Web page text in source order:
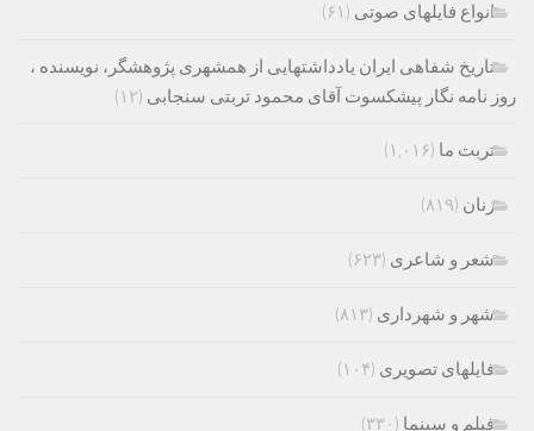
انواع فایلهای صوتی (۶۱)
تاریخ شفاهی ایران یادداشتهایی از همشهری پژوهشگر، نویسنده ،
روز نامه نگار پیشکسوت آقای محمود تربتی سنجابی (۱۲)
تربت ما (۱,۰۱۶)
زنان (۸۱۹)
شعر و شاعری (۶۲۳)
شهر و شهرداری (۸۱۳)
فایلهای تصویری (۱۰۴)
فیلم و سینما (۳۳۰)